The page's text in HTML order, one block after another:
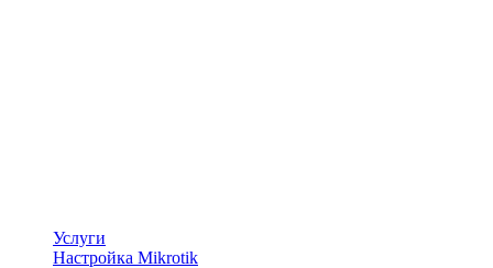
Услуги
Настройка Mikrotik